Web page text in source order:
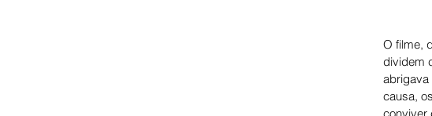
O filme,
dividem
abrigava
causa,